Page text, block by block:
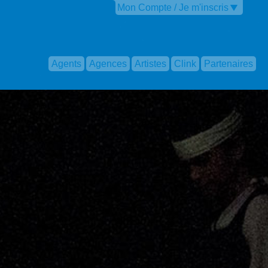
Mon Compte / Je m'inscris
Agents Agences Artistes Clink Partenaires